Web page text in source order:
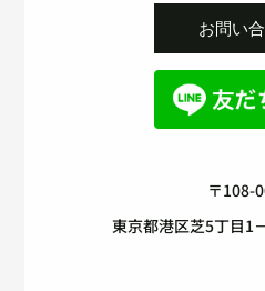
お問い
〒108-
東京都港区芝5丁目1